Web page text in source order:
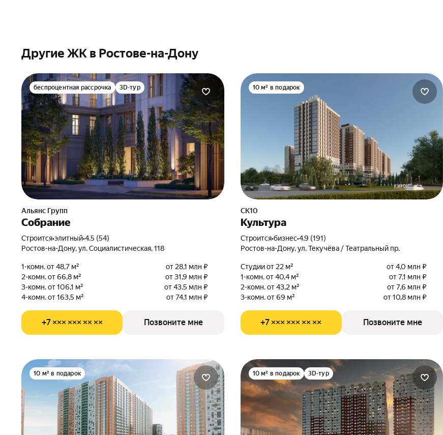
Другие ЖК в Ростове-на-Дону
беспроцентная рассрочка 3D-тур
Альянс Групп
Собрание
Строится•элитный•4.5 (54)
Ростов-на-Дону, ул. Социалистическая, 118
1-комн. от 48,7 м²
от 28,1 млн ₽
2-комн. от 66,8 м²
от 31,9 млн ₽
3-комн. от 106,1 м²
от 43,5 млн ₽
4-комн. от 163,5 м²
от 74,1 млн ₽
+7 ××× ××× ×× ×× Позвоните мне
10 м² в подарок
СК10
Культура
Строится•бизнес•4.9 (191)
Ростов-на-Дону, ул. Текучёва / Театральный пр.
Студии от 22 м²
от 4,0 млн ₽
1-комн. от 40,4 м²
от 7,1 млн ₽
2-комн. от 43,2 м²
от 7,6 млн ₽
3-комн. от 69 м²
от 10,8 млн ₽
+7 ××× ××× ×× ×× Позвоните мне
10 м² в подарок 10 м² в подарок 3D-тур